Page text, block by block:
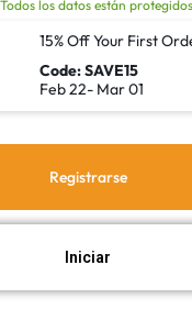
de marinero, cuello
casual para mujer
Todos los datos están protegidos
15% Off Your First
Code: SAVE15
Feb 22- Mar 01
Registrarse
Iniciar